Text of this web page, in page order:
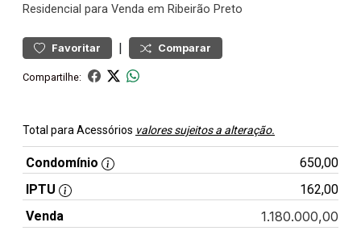
Residencial para Venda em Ribeirão Preto
Favoritar | Comparar
Compartilhe:
Total para Acessórios valores sujeitos a alteração.
Condomínio
650,00
IPTU
162,00
Venda
1.180.000,00